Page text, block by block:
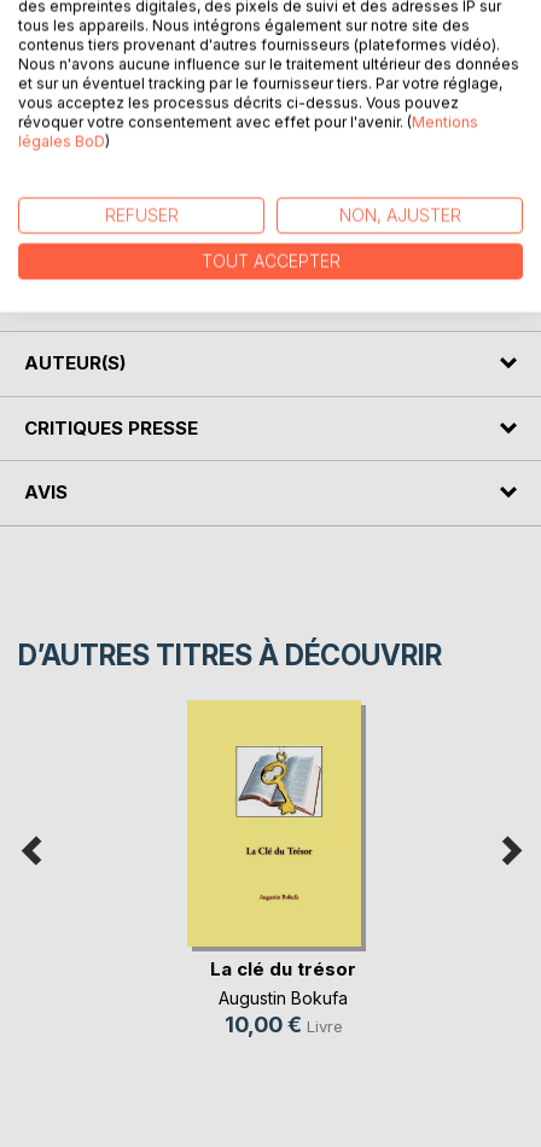
Nous ne sommes plus dans une alliance cérémoniale.
La nouvelle alliance est une alliance spirituelle et corporelle.
AUTEUR(S)
CRITIQUES PRESSE
AVIS
D’AUTRES TITRES À DÉCOUVRIR
La clé du trésor
Augustin Bokufa
10,00 € Livre
des empreintes digitales, des pixels de suivi et des adresses IP sur
tous les appareils. Nous intégrons également sur notre site des
contenus tiers provenant d'autres fournisseurs (plateformes vidéo).
Nous n'avons aucune influence sur le traitement ultérieur des données
et sur un éventuel tracking par le fournisseur tiers. Par votre réglage,
vous acceptez les processus décrits ci-dessus. Vous pouvez
révoquer votre consentement avec effet pour l'avenir. (Mentions
légales BoD)
REFUSER NON, AJUSTER
TOUT ACCEPTER